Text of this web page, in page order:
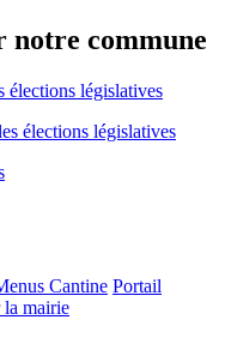
notre commune
Cantine Portail
la mairie